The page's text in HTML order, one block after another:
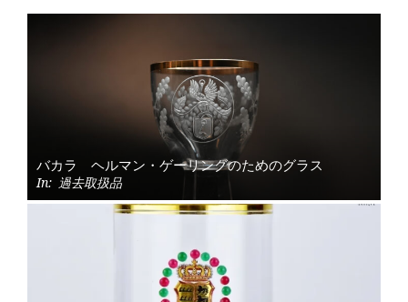
バカラ ヘルマン・ゲーリングのためのグラス
In: 過去取扱品